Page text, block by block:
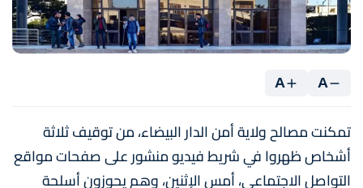
A
A
تمكنت مصالح ولاية أمن الدار البيضاء، من توقيف ثلاثة
أشخاص ظهروا في شريط فيديو منشور على صفحات مواقع
التواصل الاجتماعي، أمس الإثنين، وهم يحوزون أسلحة